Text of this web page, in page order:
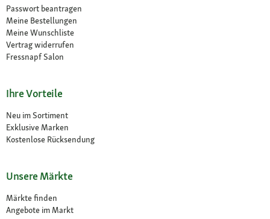
Passwort beantragen
Meine Bestellungen
Meine Wunschliste
Vertrag widerrufen
Fressnapf Salon
Ihre Vorteile
Neu im Sortiment
Exklusive Marken
Kostenlose Rücksendung
Unsere Märkte
Märkte finden
Angebote im Markt